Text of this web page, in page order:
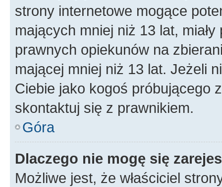
strony internetowe mogące
mających mniej niż 13 lat,
prawnych opiekunów na
mającej mniej niż 13 lat. Jeżeli
Ciebie jako kogoś próbującego
skontaktuj się z prawnikiem.
Góra
Dlaczego nie mogę się
Możliwe jest, że właściciel